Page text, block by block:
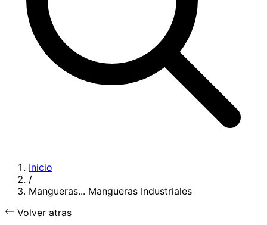
Inicio
/
Mangueras... Mangueras Industriales
Volver atras